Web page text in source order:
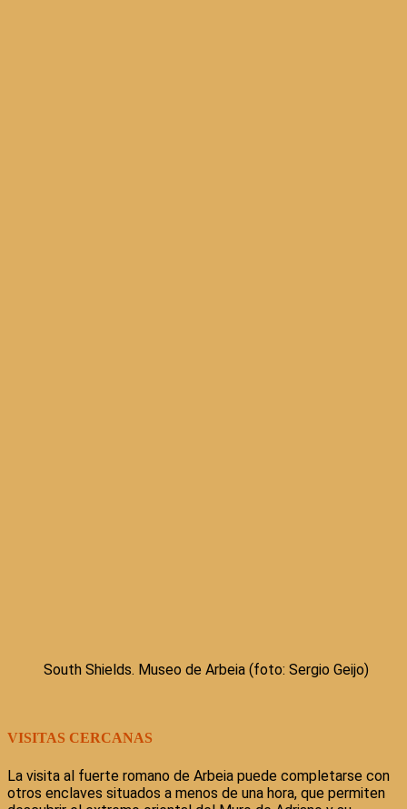
South Shields. Museo de Arbeia (foto: Sergio Geijo)
VISITAS CERCANAS
La visita al fuerte romano de Arbeia puede completarse con
otros enclaves situados a menos de una hora, que permiten